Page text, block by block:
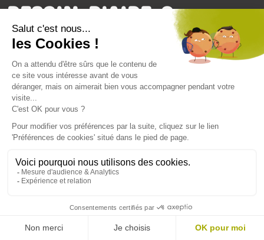
BESOIN D'AIDE ?
Entrons en contact
CONTACTEZ-NOUS
Je souhaite être alerté des
nouveautés !